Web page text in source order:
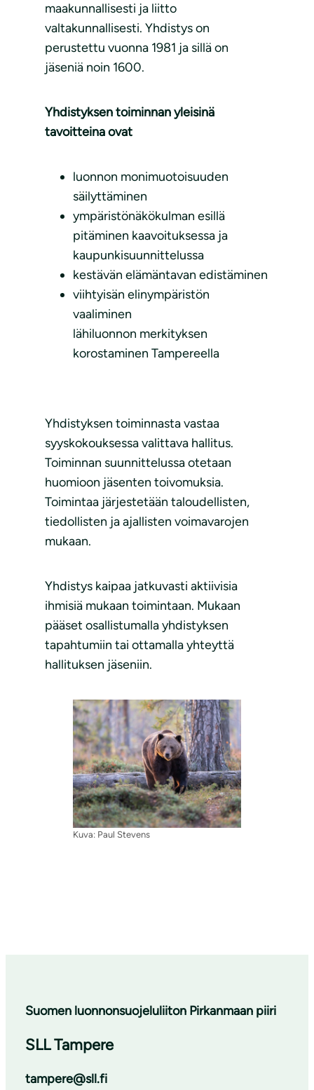
maakunnallisesti ja liitto
valtakunnallisesti. Yhdistys on
perustettu vuonna 1981 ja sillä on
jäseniä noin 1600.
Yhdistyksen toiminnan yleisinä
tavoitteina ovat
luonnon monimuotoisuuden
säilyttäminen
ympäristönäkökulman esillä
pitäminen kaavoituksessa ja
kaupunkisuunnittelussa
kestävän elämäntavan edistäminen
viihtyisän elinympäristön
vaaliminen
lähiluonnon merkityksen
korostaminen Tampereella
Yhdistyksen toiminnasta vastaa
syyskokouksessa valittava hallitus.
Toiminnan suunnittelussa otetaan
huomioon jäsenten toivomuksia.
Toimintaa järjestetään taloudellisten,
tiedollisten ja ajallisten voimavarojen
mukaan.
Yhdistys kaipaa jatkuvasti aktiivisia
ihmisiä mukaan toimintaan. Mukaan
pääset osallistumalla yhdistyksen
tapahtumiin tai ottamalla yhteyttä
hallituksen jäseniin.
Kuva: Paul Stevens
Suomen luonnonsuojeluliiton Pirkanmaan piiri
SLL Tampere
tampere@sll.fi